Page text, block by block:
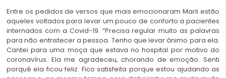
Entre os pedidos de versos que mais emocionaram Marli estão
aqueles voltados para levar um pouco de conforto a pacientes
internados com a Covid-19. “Precisa regular muito as palavras
para não entristecer a pessoa. Tenho que levar ânimo para ela.
Cantei para uma moça que estava no hospital por motivo do
coronavírus. Ela me agradeceu, chorando de emoção. Senti
porquê ela ficou feliz. Fico satisfeita porque estou ajudando as